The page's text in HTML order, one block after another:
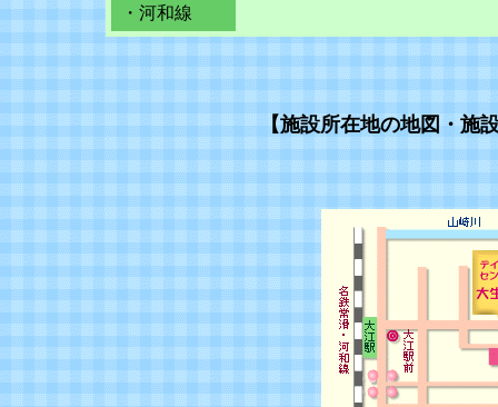
・河和線
【施設所在地の地図・施